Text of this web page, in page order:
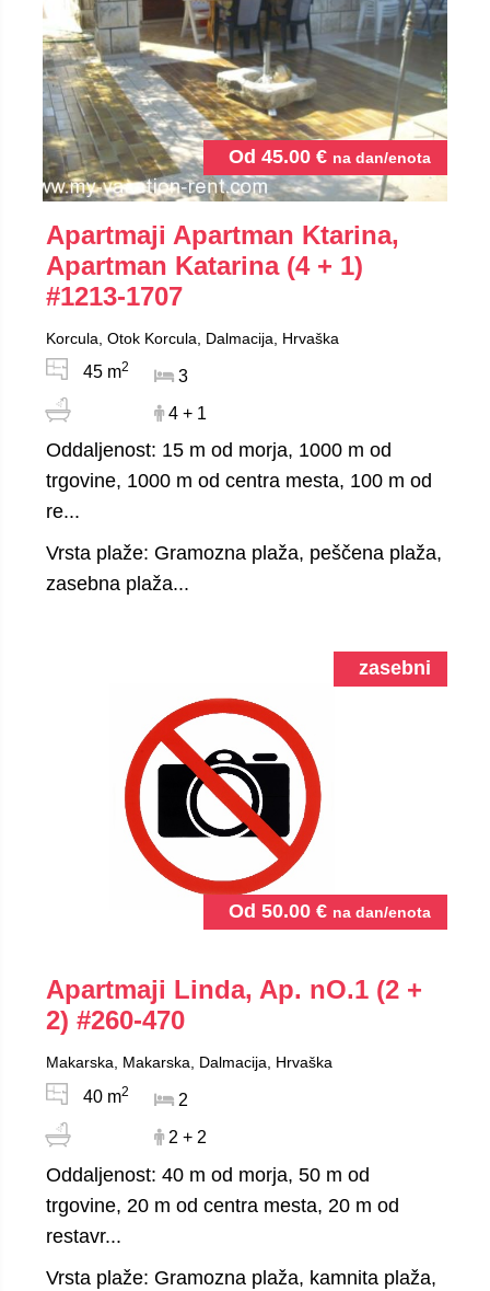
Od 45.00 € na dan/enota
Apartmaji Apartman Ktarina,
Apartman Katarina (4 + 1)
#1213-1707
Korcula, Otok Korcula, Dalmacija, Hrvaška
45 m2
3
4 + 1
Oddaljenost: 15 m od morja, 1000 m od
trgovine, 1000 m od centra mesta, 100 m od
re...
Vrsta plaže: Gramozna plaža, peščena plaža,
zasebna plaža...
Od 50.00 € na dan/enota
zasebni
Apartmaji Linda, Ap. nO.1 (2 +
2) #260-470
Makarska, Makarska, Dalmacija, Hrvaška
40 m2
2
2 + 2
Oddaljenost: 40 m od morja, 50 m od
trgovine, 20 m od centra mesta, 20 m od
restavr...
Vrsta plaže: Gramozna plaža, kamnita plaža,